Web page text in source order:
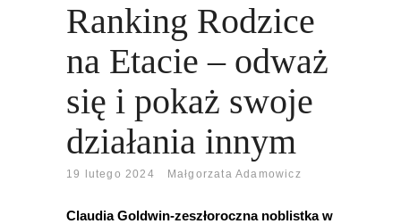
Ranking Rodzice
na Etacie – odważ
się i pokaż swoje
działania innym
19 lutego 2024 Małgorzata Adamowicz
Claudia Goldwin-zeszłoroczna noblistka w